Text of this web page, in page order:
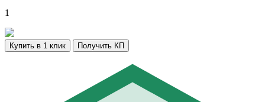
1
Купить в 1 клик Получить КП